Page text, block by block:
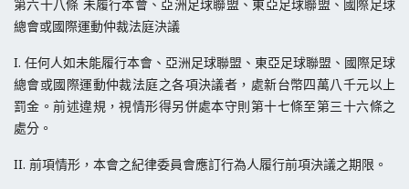
第六十八條 未履行本會、亞洲足球聯盟、東亞足球聯盟、國際足球
總會或國際運動仲裁法庭決議
I. 任何人如未能履行本會、亞洲足球聯盟、東亞足球聯盟、國際足球
總會或國際運動仲裁法庭之各項決議者，處新台幣四萬八千元以上
罰金。前述違規，視情形得另併處本守則第十七條至第三十六條之
處分。
II. 前項情形，本會之紀律委員會應訂行為人履行前項決議之期限。